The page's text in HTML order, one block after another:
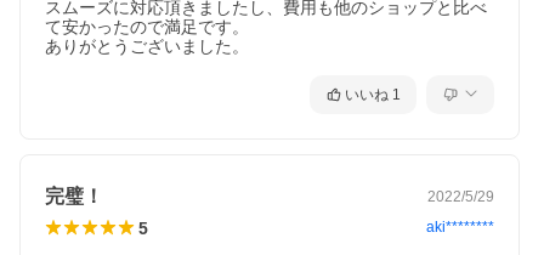
スムーズに対応頂きましたし、費用も他のショップと比べ
て安かったので満足です。
いいね 1
完璧！ 2022/5/29
5 aki********